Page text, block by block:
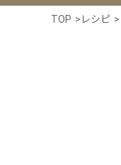
TOP > レシピ >